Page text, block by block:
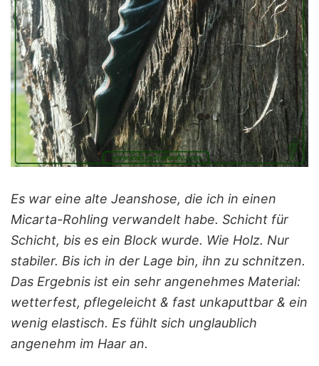
Es war eine alte Jeanshose, die ich in einen
Micarta-Rohling verwandelt habe. Schicht für
Schicht, bis es ein Block wurde. Wie Holz. Nur
stabiler. Bis ich in der Lage bin, ihn zu schnitzen.
Das Ergebnis ist ein sehr angenehmes Material:
wetterfest, pflegeleicht & fast unkaputtbar & ein
wenig elastisch. Es fühlt sich unglaublich
angenehm im Haar an.